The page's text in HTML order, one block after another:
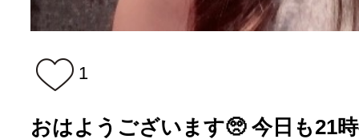
1
おはようございます🥺 今日も21